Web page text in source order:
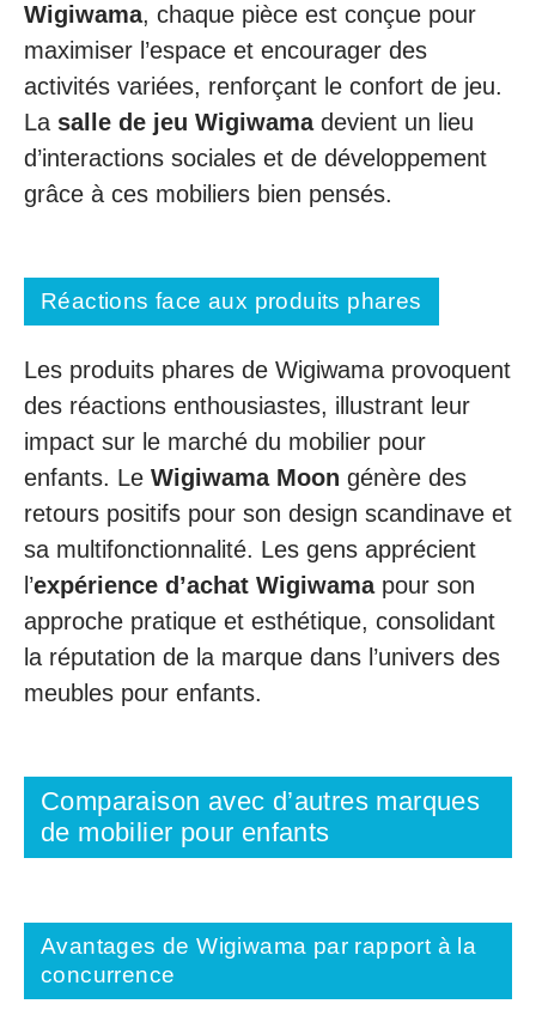
Wigiwama, chaque pièce est conçue pour
maximiser l’espace et encourager des
activités variées, renforçant le confort de jeu.
La salle de jeu Wigiwamadevient un lieu
d’interactions sociales et de développement
grâce à ces mobiliers bien pensés.
Réactions face aux produits phares
Les produits phares de Wigiwama provoquent
des réactions enthousiastes, illustrant leur
impact sur le marché du mobilier pour
enfants. Le Wigiwama Moon génère des
retours positifs pour son design scandinave et
sa multifonctionnalité. Les gens apprécient
l’expérience d’achat Wigiwamapour son
approche pratique et esthétique, consolidant
la réputation de la marque dans l’univers des
meubles pour enfants.
Comparaison avec d’autres marques
de mobilier pour enfants
Avantages de Wigiwama par rapport à la
concurrence